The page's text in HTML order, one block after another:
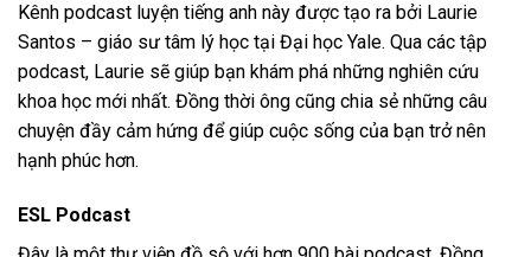
Kênh podcast luyện tiếng anh này được tạo ra bởi Laurie
Santos – giáo sư tâm lý học tại Đại học Yale. Qua các tập
podcast, Laurie sẽ giúp bạn khám phá những nghiên cứu
khoa học mới nhất. Đồng thời ông cũng chia sẻ những câu
chuyện đầy cảm hứng để giúp cuộc sống của bạn trở nên
hạnh phúc hơn.
ESL Podcast